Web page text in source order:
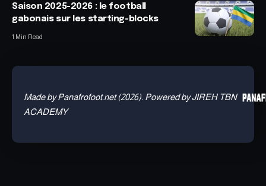
Saison 2025-2026 : le football
gabonais sur les starting-blocks
1 Min Read
Made by Panafrofoot.net (2026). Powered by JIREH TBN
ACADEMY